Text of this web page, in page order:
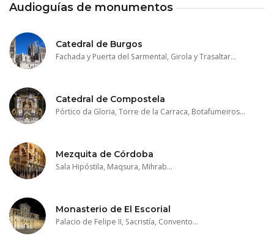
Audioguías de monumentos
Catedral de Burgos
Fachada y Puerta del Sarmental, Girola y Trasaltar...
Catedral de Compostela
Pórtico da Gloria, Torre de la Carraca, Botafumeiros...
Mezquita de Córdoba
Sala Hipóstila, Maqsura, Mihrab...
Monasterio de El Escorial
Palacio de Felipe II, Sacristía, Convento...